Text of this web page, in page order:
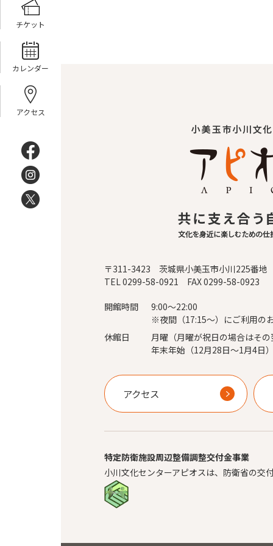
チケット
カレンダー
アクセス
〒311-3423 茨城県小美玉市小川225番地
TEL 0299-58-0921 FAX 0299-58-0923
開館時間
9:00～22:00
※夜間（17:15～）にご利用の
休館日
月曜（月曜が祝日の場合はそ
年末年始（12月28日～1月4日
アクセス
特定防衛施設周辺整備調整交付金事業
小川文化センターアピオスは、防衛省の交